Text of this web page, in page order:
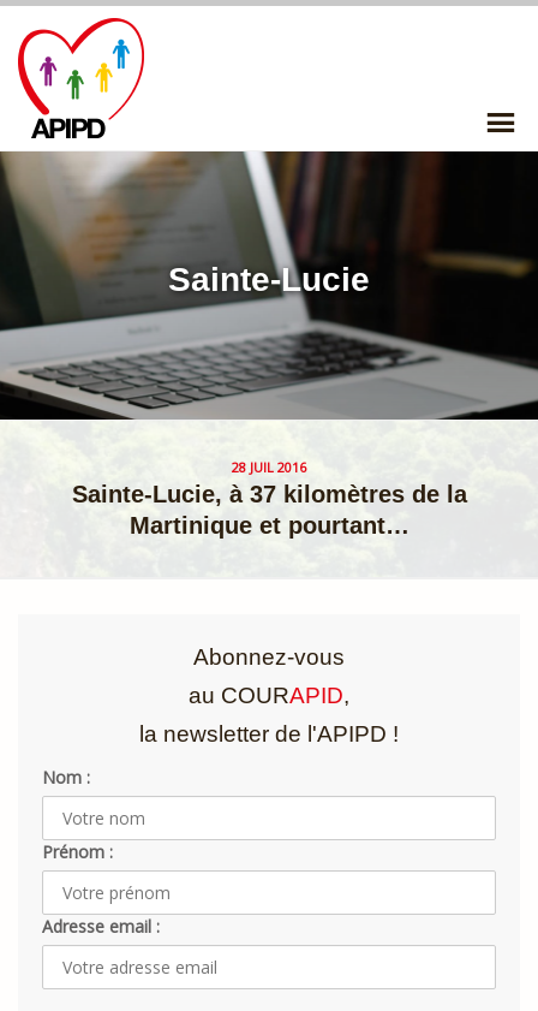
content
Sainte-Lucie
28 JUIL 2016
Sainte-Lucie, à 37 kilomètres de la
Martinique et pourtant…
Abonnez-vous
au COURAPID,
la newsletter de l'APIPD !
Nom :
Prénom :
Adresse email :